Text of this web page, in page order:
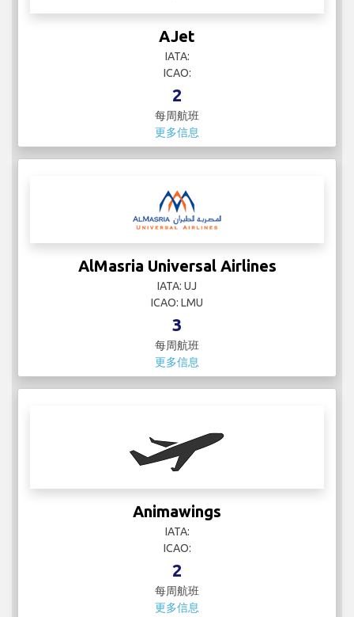
AJet
IATA:
ICAO:
2
每周航班
更多信息
AlMasria Universal Airlines
IATA: UJ
ICAO: LMU
3
每周航班
更多信息
Animawings
IATA:
ICAO:
2
每周航班
更多信息